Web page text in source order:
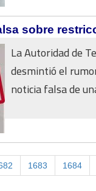
sobre
La Autoridad de
desmintió el
noticia falsa de
1683 1684